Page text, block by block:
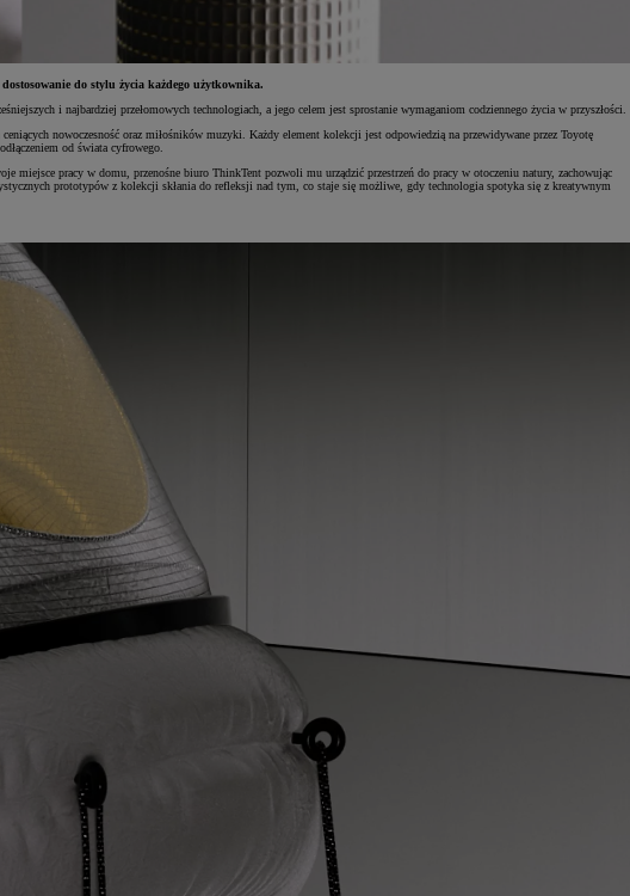
do stylu życia każdego użytkownika.
i najbardziej przełomowych technologiach, a jego celem jest sprostanie wymaganiom codziennego życia w przyszłości.
nowoczesność oraz miłośników muzyki. Każdy element kolekcji jest odpowiedzią na przewidywane przez Toyotę
od świata cyfrowego.
miejsce pracy w domu, przenośne biuro ThinkTent pozwoli mu urządzić przestrzeń do pracy w otoczeniu natury, zachowując
prototypów z kolekcji skłania do refleksji nad tym, co staje się możliwe, gdy technologia spotyka się z kreatywnym